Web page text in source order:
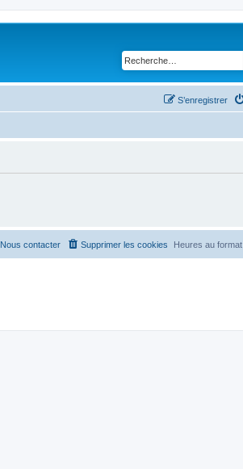
S’enregistrer
Heures au format
Supprimer les cookies
Nous contacter